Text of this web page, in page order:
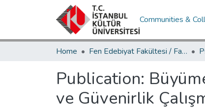
Communities &
Home Fen Edebiyat Fakültesi / Faculty of Letters and Sciences
Publication:
ve Güvenirlik